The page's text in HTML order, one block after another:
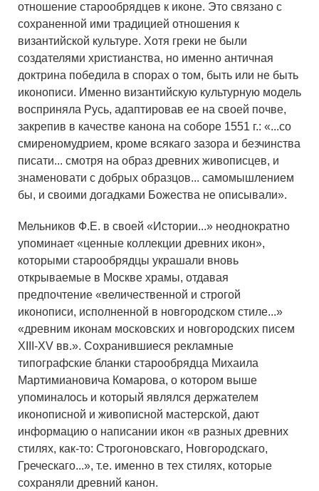
отношение старообрядцев к иконе. Это связано с
сохраненной ими традицией отношения к
византийской культуре. Хотя греки не были
создателями христианства, но именно античная
доктрина победила в спорах о том, быть или не быть
иконописи. Именно византийскую культурную модель
восприняла Русь, адаптировав ее на своей почве,
закрепив в качестве канона на соборе 1551 г.: «...со
смиреномудрием, кроме всякаго зазора и безчинства
писати... смотря на образ древних живописцев, и
знаменовати с добрых образцов... самомышлением
бы, и своими догадками Божества не описывали».
Мельников Ф.Е. в своей «Истории...» неоднократно
упоминает «ценные коллекции древних икон»,
которыми старообрядцы украшали вновь
открываемые в Москве храмы, отдавая
предпочтение «величественной и строгой
иконописи, исполненной в новгородском стиле...»
«древним иконам московских и новгородских писем
XIII-XV вв.». Сохранившиеся рекламные
типографские бланки старообрядца Михаила
Мартимиановича Комарова, о котором выше
упоминалось и который являлся держателем
иконописной и живописной мастерской, дают
информацию о написании икон «в разных древних
стилях, как-то: Строгоновскаго, Новгородскаго,
Греческаго...», т.е. именно в тех стилях, которые
сохраняли древний канон.